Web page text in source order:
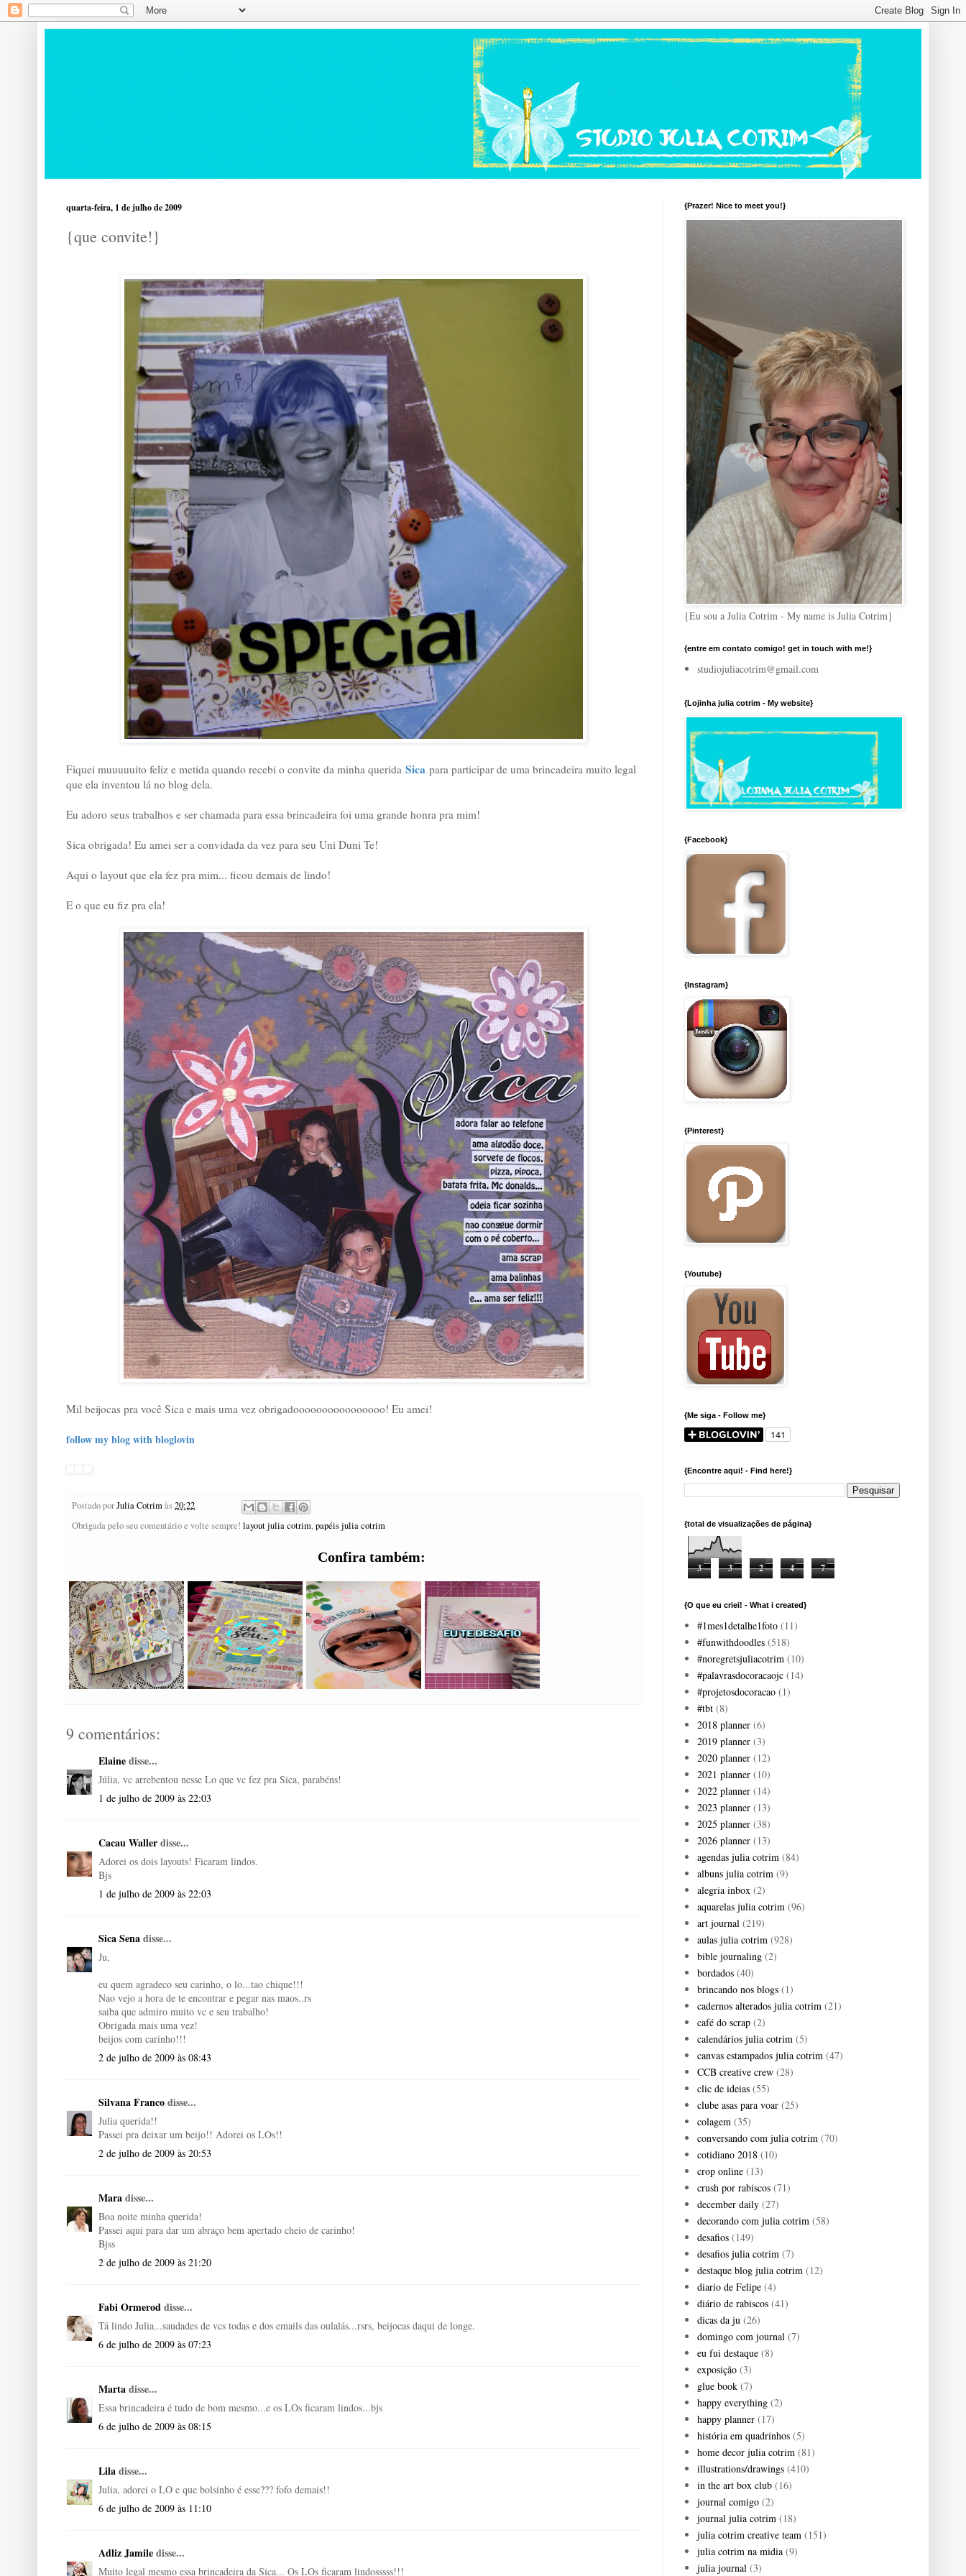
quarta-feira, 1 de julho de 2009
{que convite!}
Fiquei muuuuuito feliz e metida quando recebi o convite da minha querida Sica para participar de uma brincadeira muito legal
que ela inventou lá no blog dela.
Eu adoro seus trabalhos e ser chamada para essa brincadeira foi uma grande honra pra mim!
Sica obrigada! Eu amei ser a convidada da vez para seu Uni Duni Te!
Aqui o layout que ela fez pra mim... ficou demais de lindo!
E o que eu fiz pra ela!
Mil beijocas pra você Sica e mais uma vez obrigadoooooooooooooooo! Eu amei!
follow my blog with bloglovin
Postado porJulia Cotrimàs20:22
Obrigada pelo seu comentário e volte sempre! layout julia cotrim,papéis julia cotrim
Confira também:
9 comentários:
Elainedisse...
Júlia, vc arrebentou nesse Lo que vc fez pra Sica, parabéns!
1 de julho de 2009 às 22:03
Cacau Wallerdisse...
Adorei os dois layouts! Ficaram lindos.
Bjs
1 de julho de 2009 às 22:03
Sica Senadisse...
Ju,
eu quem agradeco seu carinho, o lo...tao chique!!!
Nao vejo a hora de te encontrar e pegar nas maos..rs
saiba que admiro muito vc e seu trabalho!
Obrigada mais uma vez!
beijos com carinho!!!
2 de julho de 2009 às 08:43
Silvana Francodisse...
Julia querida!!
Passei pra deixar um beijo!! Adorei os LOs!!
2 de julho de 2009 às 20:53
Maradisse...
Boa noite minha querida!
Passei aqui para dar um abraço bem apertado cheio de carinho!
Bjss
2 de julho de 2009 às 21:20
Fabi Ormeroddisse...
Tá lindo Julia...saudades de vcs todas e dos emails das oulalás...rsrs, beijocas daqui de longe.
6 de julho de 2009 às 07:23
Martadisse...
Essa brincadeira é tudo de bom mesmo...e os LOs ficaram lindos...bjs
6 de julho de 2009 às 08:15
Liladisse...
Julia, adorei o LO e que bolsinho é esse??? fofo demais!!
6 de julho de 2009 às 11:10
Adliz Jamiledisse...
Muito legal mesmo essa brincadeira da Sica... Os LOs ficaram lindosssss!!!
{Prazer! Nice to meet you!}
{Eu sou a Julia Cotrim - My name is Julia Cotrim}
{entre em contato comigo! get in touch with me!}
studiojuliacotrim@gmail.com
{Lojinha julia cotrim - My website}
{Facebook}
{Instagram}
{Pinterest}
{Youtube}
{Me siga - Follow me}
{Encontre aqui! - Find here!}
{total de visualizações de página}
3 3 2 4 7
{O que eu criei! - What i created}
#1mes1detalhe1foto (11)
#funwithdoodles (518)
#noregretsjuliacotrim (10)
#palavrasdocoracaojc (14)
#projetosdocoracao (1)
#tbt (8)
2018 planner (6)
2019 planner (3)
2020 planner (12)
2021 planner (10)
2022 planner (14)
2023 planner (13)
2025 planner (38)
2026 planner (13)
agendas julia cotrim (84)
albuns julia cotrim (9)
alegria inbox (2)
aquarelas julia cotrim (96)
art journal (219)
aulas julia cotrim (928)
bible journaling (2)
bordados (40)
brincando nos blogs (1)
cadernos alterados julia cotrim (21)
café do scrap (2)
calendários julia cotrim (5)
canvas estampados julia cotrim (47)
CCB creative crew (28)
clic de ideias (55)
clube asas para voar (25)
colagem (35)
conversando com julia cotrim (70)
cotidiano 2018 (10)
crop online (13)
crush por rabiscos (71)
december daily (27)
decorando com julia cotrim (58)
desafios (149)
desafios julia cotrim (7)
destaque blog julia cotrim (12)
diario de Felipe (4)
diário de rabiscos (41)
dicas da ju (26)
domingo com journal (7)
eu fui destaque (8)
exposição (3)
glue book (7)
happy everything (2)
happy planner (17)
história em quadrinhos (5)
home decor julia cotrim (81)
illustrations/drawings (410)
in the art box club (16)
journal comigo (2)
journal julia cotrim (18)
julia cotrim creative team (151)
julia cotrim na midia (9)
julia journal (3)